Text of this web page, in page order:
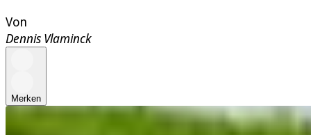
Von
Dennis Vlaminck
Merken